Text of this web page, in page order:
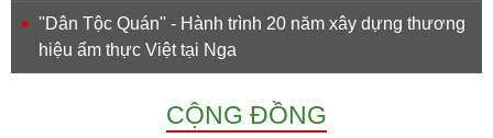
''Dân Tộc Quán'' - Hành trình 20 năm xây dựng thương
hiệu ẩm thực Việt tại Nga
CỘNG ĐỒNG